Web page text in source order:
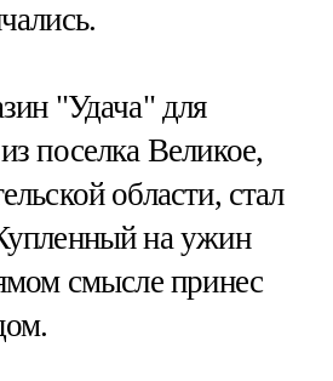
"Удача" для
поселка Великое,
области, стал
на ужин
смысле принес